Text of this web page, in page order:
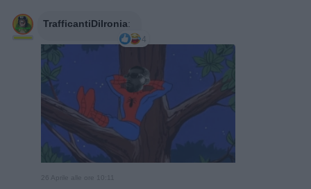
TrafficantiDiIronia:
4
26 Aprile alle ore 10:11